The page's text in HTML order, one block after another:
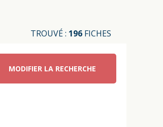
TROUVÉ : 196 FICHES
MODIFIER LA RECHERCHE